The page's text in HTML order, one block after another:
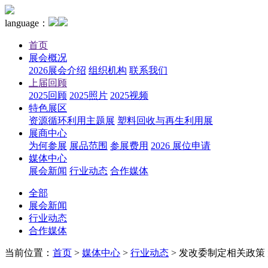
language：
首页
展会概况
2026展会介绍 组织机构 联系我们
上届回顾
2025回顾 2025照片 2025视频
特色展区
资源循环利用主题展 塑料回收与再生利用展
展商中心
为何参展 展品范围 参展费用 2026 展位申请
媒体中心
展会新闻 行业动态 合作媒体
全部
展会新闻
行业动态
合作媒体
当前位置： 首页 > 媒体中心 > 行业动态 > 发改委制定相关政策